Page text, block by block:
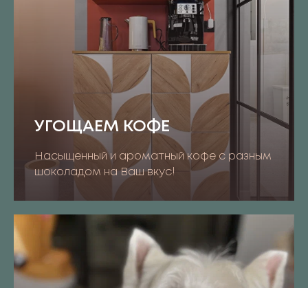
УГОЩАЕМ КОФЕ
Насыщенный и ароматный кофе с разным
шоколадом на Ваш вкус!